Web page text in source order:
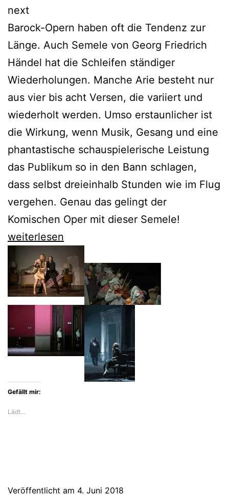
next
Barock-Opern haben oft die Tendenz zur
Länge. Auch Semele von Georg Friedrich
Händel hat die Schleifen ständiger
Wiederholungen. Manche Arie besteht nur
aus vier bis acht Versen, die variiert und
wiederholt werden. Umso erstaunlicher ist
die Wirkung, wenn Musik, Gesang und eine
phantastische schauspielerische Leistung
das Publikum so in den Bann schlagen,
dass selbst dreieinhalb Stunden wie im Flug
vergehen. Genau das gelingt der
Komischen Oper mit dieser Semele!
Nicole
Chevalier
triumphiert
als
Semele
der
Komischen
weiterlesen
Gefällt mir:
Lädt…
Veröffentlicht am 4. Juni 2018